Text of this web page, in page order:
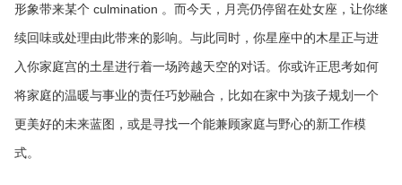
形象带来某个 culmination 。而今天，月亮仍停留在处女座，让你继
续回味或处理由此带来的影响。与此同时，你星座中的木星正与进
入你家庭宫的土星进行着一场跨越天空的对话。你或许正思考如何
将家庭的温暖与事业的责任巧妙融合，比如在家中为孩子规划一个
更美好的未来蓝图，或是寻找一个能兼顾家庭与野心的新工作模
式。